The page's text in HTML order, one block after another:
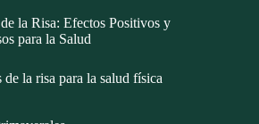
la Risa: Efectos Positivos y
para la Salud
la risa para la salud física